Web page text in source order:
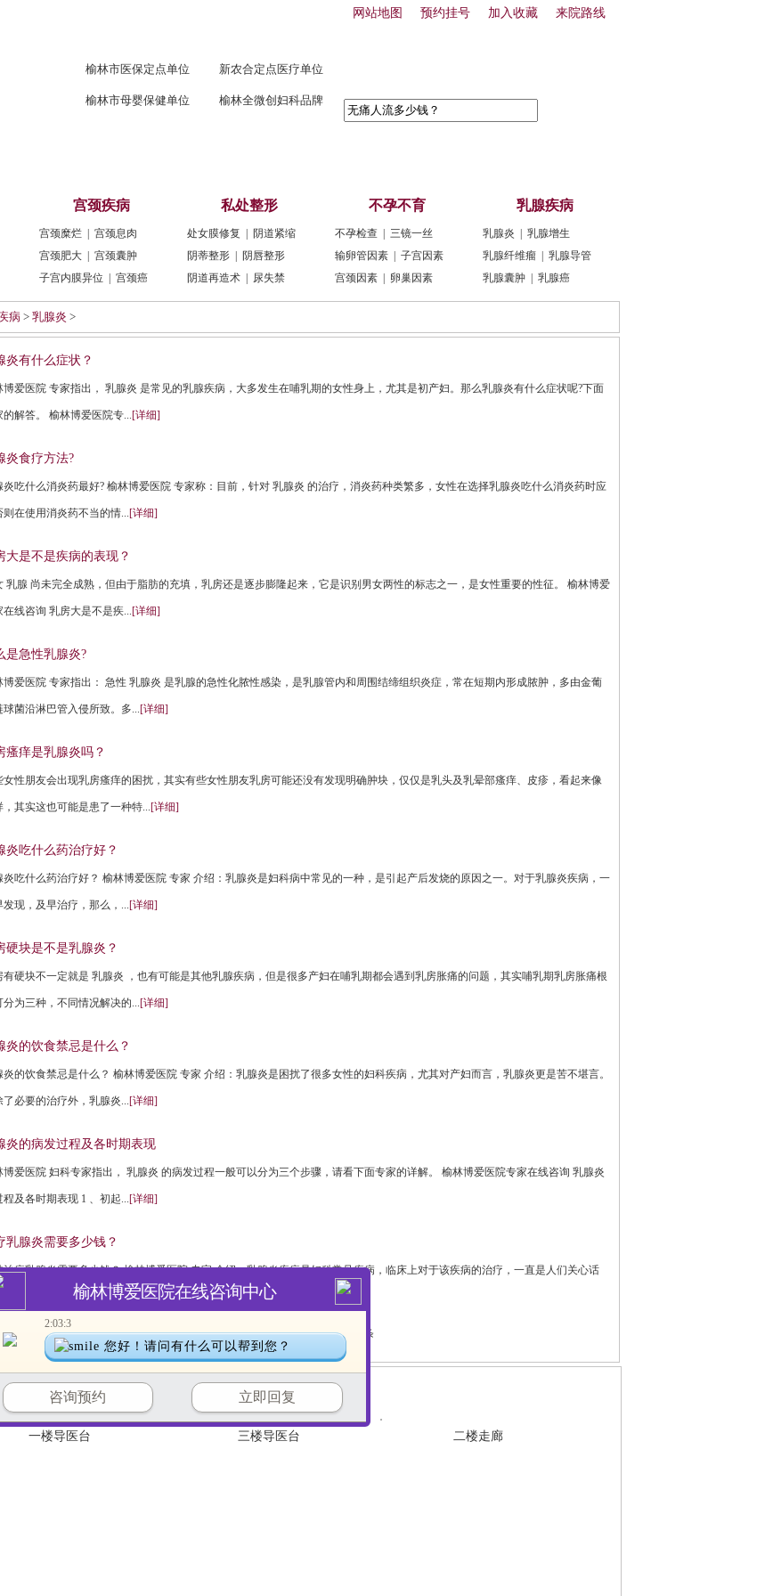
网站地图 预约挂号 加入收藏 来院路线
榆林市医保定点单位 新农合定点医疗单位
榆林市母婴保健单位 榆林全微创妇科品牌
宫颈疾病
宫颈糜烂
宫颈息肉
宫颈肥大
宫颈囊肿
子宫内膜异位
宫颈癌
私处整形
处女膜修复
阴道紧缩
阴蒂整形
阴唇整形
阴道再造术
尿失禁
不孕不育
不孕检查
三镜一丝
输卵管因素
子宫因素
宫颈因素
卵巢因素
乳腺疾病
乳腺炎
乳腺增生
乳腺纤维瘤
乳腺导管
乳腺囊肿
乳腺癌
病 > 乳腺炎 >
炎有什么症状？
博爱医院 专家指出， 乳腺炎 是常见的乳腺疾病，大多发生在哺乳期的女性身上，尤其是初产妇。那么乳腺炎有什么症状呢?下面
的解答。 榆林博爱医院专...[详细]
炎食疗方法?
炎吃什么消炎药最好? 榆林博爱医院 专家称：目前，针对 乳腺炎 的治疗，消炎药种类繁多，女性在选择乳腺炎吃什么消炎药时应
则在使用消炎药不当的情...[详细]
大是不是疾病的表现？
乳腺 尚未完全成熟，但由于脂肪的充填，乳房还是逐步膨隆起来，它是识别男女两性的标志之一，是女性重要的性征。 榆林博爱
在线咨询 乳房大是不是疾...[详细]
是急性乳腺炎?
博爱医院 专家指出： 急性 乳腺炎 是乳腺的急性化脓性感染，是乳腺管内和周围结缔组织炎症，常在短期内形成脓肿，多由金葡
球菌沿淋巴管入侵所致。多...[详细]
瘙痒是乳腺炎吗？
女性朋友会出现乳房瘙痒的困扰，其实有些女性朋友乳房可能还没有发现明确肿块，仅仅是乳头及乳晕部瘙痒、皮疹，看起来像
，其实这也可能是患了一种特...[详细]
炎吃什么药治疗好？
炎吃什么药治疗好？ 榆林博爱医院 专家 介绍：乳腺炎是妇科病中常见的一种，是引起产后发烧的原因之一。对于乳腺炎疾病，一
发现，及早治疗，那么，...[详细]
硬块是不是乳腺炎？
有硬块不一定就是 乳腺炎 ，也有可能是其他乳腺疾病，但是很多产妇在哺乳期都会遇到乳房胀痛的问题，其实哺乳期乳房胀痛根
分为三种，不同情况解决的...[详细]
炎的饮食禁忌是什么？
炎的饮食禁忌是什么？ 榆林博爱医院 专家 介绍：乳腺炎是困扰了很多女性的妇科疾病，尤其对产妇而言，乳腺炎更是苦不堪言。
了必要的治疗外，乳腺炎...[详细]
炎的病发过程及各时期表现
博爱医院 妇科专家指出， 乳腺炎 的病发过程一般可以分为三个步骤，请看下面专家的详解。 榆林博爱医院专家在线咨询 乳腺炎
程及各时期表现 1 、初起...[详细]
乳腺炎需要多少钱？
治疗乳腺炎需要多少钱？ 榆林博爱医院 专家 介绍：乳腺炎疾病是妇科常见疾病，临床上对于该疾病的治疗，一直是人们关心话
对于乳腺炎疾病治疗费用问...[详细]
页 3 4 5 6 7 8 9 10 11 下一页 末页 共13页 条
一楼导医台 三楼导医台 二楼走廊
榆林博爱医院在线咨询中心
2:03:3
您好！请问有什么可以帮到您？
咨询预约 立即回复